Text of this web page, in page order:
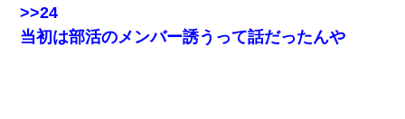
>>24
当初は部活のメンバー誘うって話だったんや